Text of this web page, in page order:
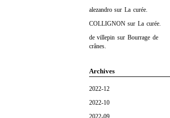
alezandrosurLa curée.
COLLIGNONsurLa curée.
de villepin surBourrage de
crânes.
Archives
2022-12
2022-10
2022-09